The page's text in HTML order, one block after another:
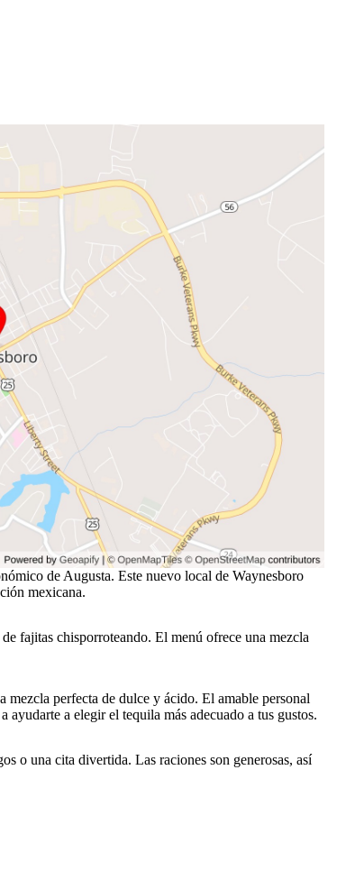
de Augusta. Este nuevo local de Waynesboro
mexicana.
fajitas chisporroteando. El menú ofrece una mezcla
mezcla perfecta de dulce y ácido. El amable personal
ayudarte a elegir el tequila más adecuado a tus gustos.
o una cita divertida. Las raciones son generosas, así